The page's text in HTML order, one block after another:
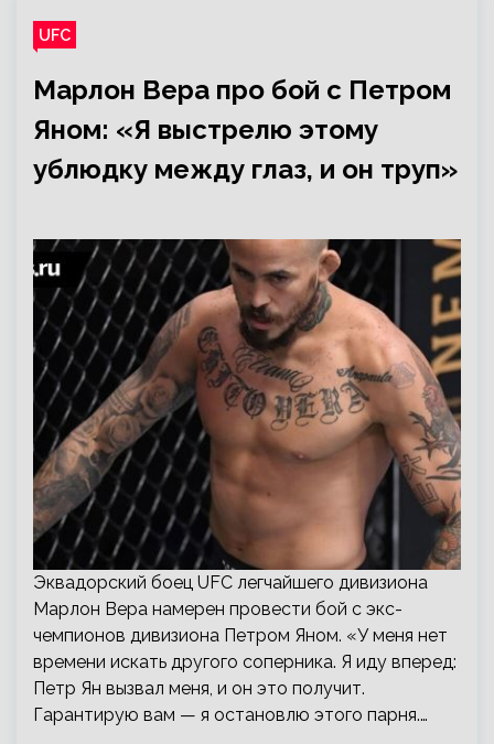
UFC
Марлон Вера про бой с Петром
Яном: «Я выстрелю этому
ублюдку между глаз, и он труп»
Эквадорский боец UFC легчайшего дивизиона
Марлон Вера намерен провести бой с экс-
чемпионов дивизиона Петром Яном. «У меня нет
времени искать другого соперника. Я иду вперед:
Петр Ян вызвал меня, и он это получит.
Гарантирую вам — я остановлю этого парня.…